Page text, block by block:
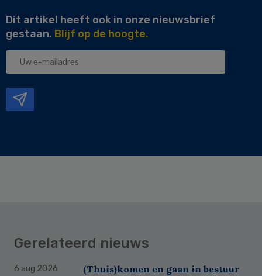
Dit artikel heeft ook in onze nieuwsbrief
gestaan. Blijf op de hoogte.
Uw
Gerelateerd nieuws
6 aug 2026
(Thuis)komen en gaan in bestuur